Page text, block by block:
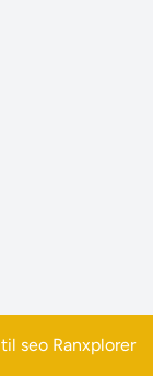
seo Ranxplorer